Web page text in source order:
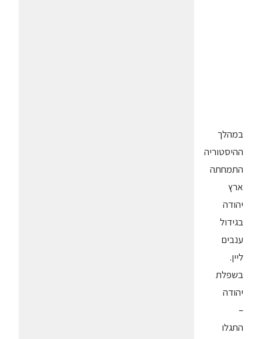
במהלך
ההיסטוריה
התמחתה
ארץ
יהודה
בגידול
ענבים
ליין.
בשפלת
יהודה
–
התגלו